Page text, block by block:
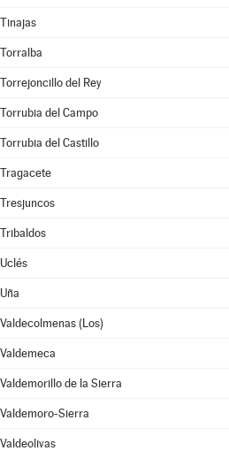
Tinajas
Torralba
Torrejoncillo del Rey
Torrubia del Campo
Torrubia del Castillo
Tragacete
Tresjuncos
Tribaldos
Uclés
Uña
Valdecolmenas (Los)
Valdemeca
Valdemorillo de la Sierra
Valdemoro-Sierra
Valdeolivas